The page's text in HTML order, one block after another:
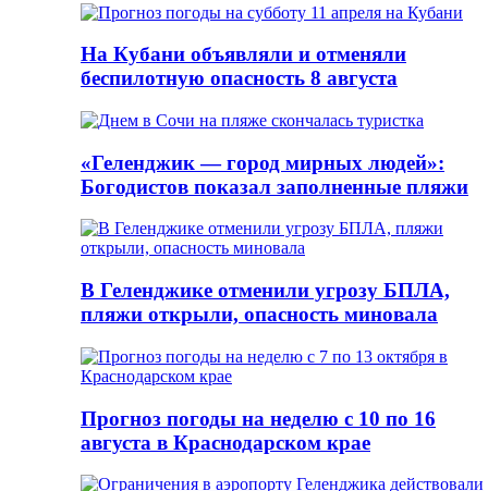
На Кубани объявляли и отменяли
беспилотную опасность 8 августа
«Геленджик — город мирных людей»:
Богодистов показал заполненные пляжи
В Геленджике отменили угрозу БПЛА,
пляжи открыли, опасность миновала
Прогноз погоды на неделю с 10 по 16
августа в Краснодарском крае